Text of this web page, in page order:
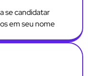
se candidatar
em seu nome